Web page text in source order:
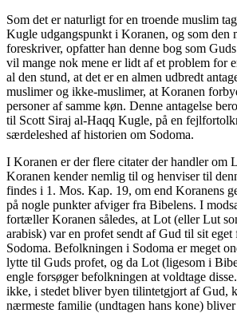
Som det er naturligt for en troende muslim
Kugle udgangspunkt i Koranen, og som den
foreskriver, opfatter han denne bog som
vil mange nok mene er lidt af et problem for
al den stund, at det er en almen udbredt
muslimer og ikke-muslimer, at Koranen
personer af samme køn. Denne antagelse
til Scott Siraj al-Haqq Kugle, på en
særdeleshed af historien om Sodoma.
I Koranen er der flere citater der handler om
Koranen kender nemlig til og henviser til
findes i 1. Mos. Kap. 19, om end Koranens
på nogle punkter afviger fra Bibelens. I
fortæller Koranen således, at Lot (eller Lut
arabisk) var en profet sendt af Gud til sit
Sodoma. Befolkningen i Sodoma er meget
lytte til Guds profet, og da Lot (ligesom i
engle forsøger befolkningen at voldtage
ikke, i stedet bliver byen tilintetgjort af Gud,
nærmeste familie (undtagen hans kone)